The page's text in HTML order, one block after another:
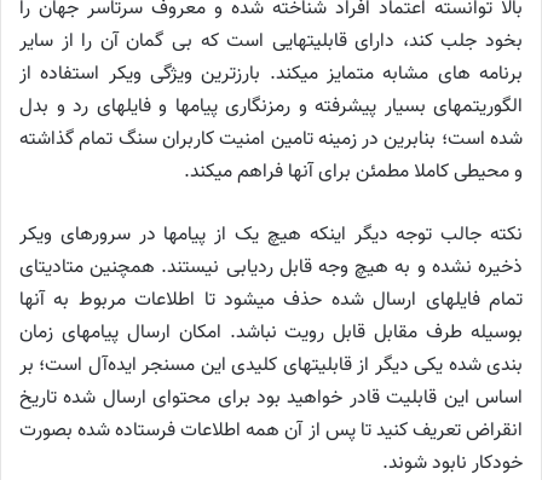
بالا توانسته اعتماد افراد شناخته شده و معروف سرتاسر جهان را
بخود جلب کند، دارای قابلیتهایی است که بی گمان آن را از سایر
برنامه های مشابه متمایز میکند. بارزترین ویژگی ویکر استفاده از
الگوریتمهای بسیار پیشرفته و رمزنگاری پیامها و فایلهای رد و بدل
شده است؛ بنابرین در زمینه تامین امنیت کاربران سنگ تمام گذاشته
و محیطی کاملا مطمئن برای آنها فراهم میکند.
نکته جالب توجه دیگر اینکه هیچ یک از پیامها در سرورهای ویکر
ذخیره نشده و به هیچ وجه قابل ردیابی نیستند. همچنین متادیتای
تمام فایلهای ارسال شده حذف میشود تا اطلاعات مربوط به آنها
بوسیله طرف مقابل قابل رویت نباشد. امکان ارسال پیامهای زمان
بندی شده یکی دیگر از قابلیتهای کلیدی این مسنجر ایده‌آل است؛ بر
اساس این قابلیت قادر خواهید بود برای محتوای ارسال شده تاریخ
انقراض تعریف کنید تا پس از آن همه اطلاعات فرستاده شده بصورت
خودکار نابود شوند.